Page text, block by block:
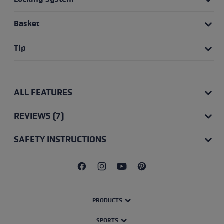
Basket
Tip
ALL FEATURES
REVIEWS (7)
SAFETY INSTRUCTIONS
PRODUCTS
SPORTS